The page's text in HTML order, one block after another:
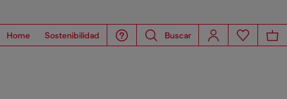
Home Sostenibilidad Buscar